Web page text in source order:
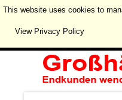
This website uses cookies to
View Privacy Policy